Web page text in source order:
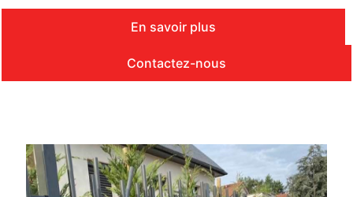
En savoir plus
Contactez-nous